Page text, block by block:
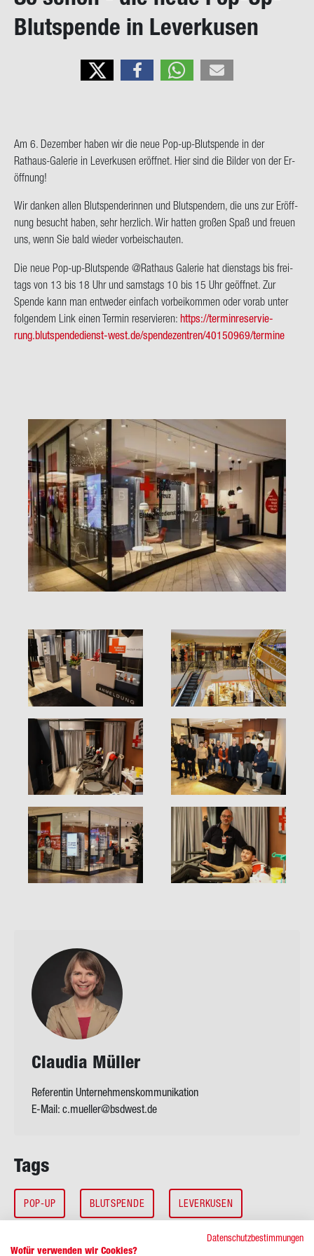
onBlutspende in Le­ver­ku­sen
Am 6. De­zem­ber haben wir die neue Pop-​up-Blutspende in der
Rathaus-​Galerie in Le­ver­ku­sen er­öff­net. Hier sind die Bil­der von der Er­
öff­nung!
Wir dan­ken allen Blut­spen­de­rin­nen und Blut­spen­dern, die uns zur Er­öff­
nung be­sucht haben, sehr herz­lich. Wir hat­ten gro­ßen Spaß und freu­en
uns, wenn Sie bald wie­der vor­bei­schau­ten.
Die neue Pop-​up-Blutspende @Rat­haus Ga­le­rie hat diens­tags bis frei­
tags von 13 bis 18 Uhr und sams­tags 10 bis 15 Uhr ge­öff­net. Zur
Spen­de kann man ent­we­der ein­fach vor­bei­kom­men oder vorab unter
fol­gen­dem Link einen Ter­min re­ser­vie­ren: https://ter­min­re­ser­vie­
rung.blutspendedienst-​west.de/spen­de­zen­tren/40150969/ter­mi­ne
Clau­dia Mül­ler
Referentin Unternehmenskommunikation
E-Mail: c.mueller@bsdwest.de
Tags
POP-UP BLUTSPENDE LEVERKUSEN
Datenschutzbestimmungen
Wofür verwenden wir Cookies?